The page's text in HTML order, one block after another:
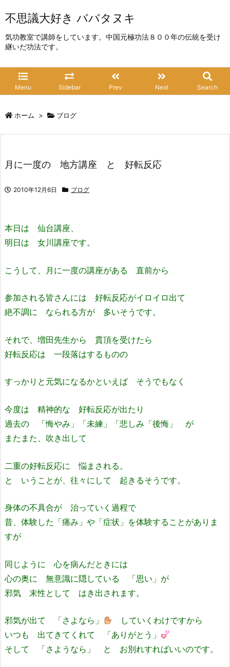
不思議大好き ババタヌキ
気功教室で講師をしています。中国元極功法８００年の伝統を受け
継いだ功法です。
Menu Sidebar Prev Next Search
ホーム > ブログ
月に一度の 地方講座 と 好転反応
2010年12月6日 ブログ
本日は 仙台講座、
明日は 女川講座です。
こうして、月に一度の講座がある 直前から
参加される皆さんには 好転反応がイロイロ出て
絶不調に なられる方が 多いそうです。
それで、増田先生から 貫頂を受けたら
好転反応は 一段落はするものの
すっかりと元気になるかといえば そうでもなく
今度は 精神的な 好転反応が出たり
過去の 「悔やみ」「未練」「悲しみ「後悔」 が
またまた、吹き出して
二重の好転反応に 悩まされる。
と いうことが、往々にして 起きるそうです。
身体の不具合が 治っていく過程で
昔、体験した「痛み」や「症状」を体験することがありま
すが
同じように 心を病んだときには
心の奥に 無意識に隠している 「思い」が
邪気 末性として はき出されます。
邪気が出て 「さよなら」
していくわけですから
いつも 出てきてくれて 「ありがとう」
そして 「さようなら」 と お別れすればいいのです。